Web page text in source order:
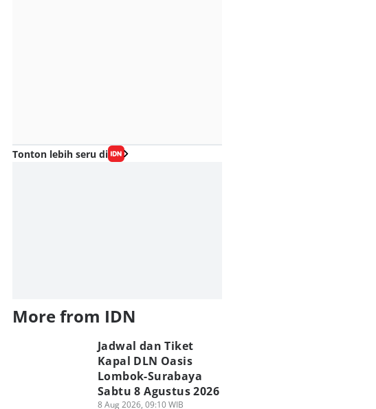
Tonton lebih seru di
More from IDN
Jadwal dan Tiket
Kapal DLN Oasis
Lombok-Surabaya
Sabtu 8 Agustus 2026
8 Aug 2026, 09:10 WIB